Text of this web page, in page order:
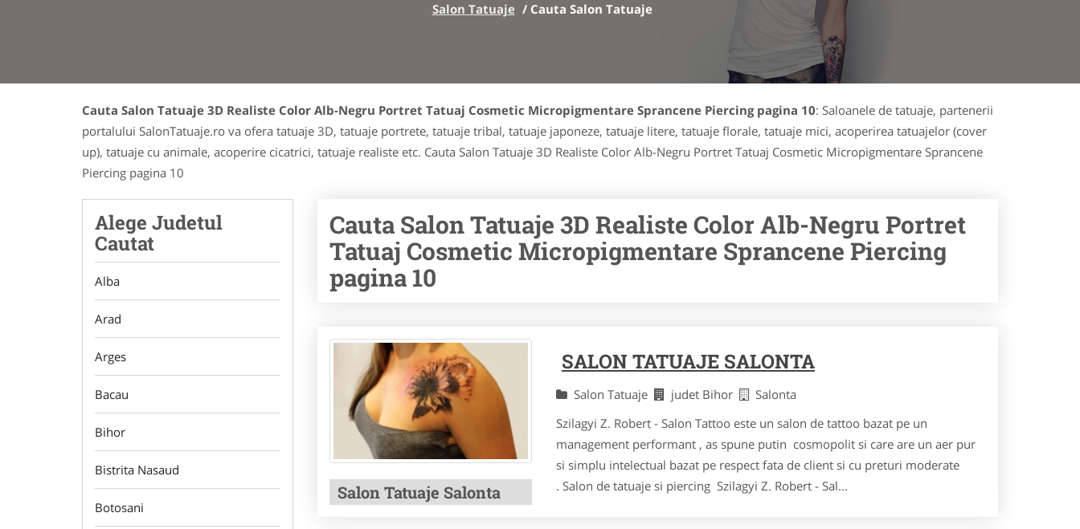
Salon Tatuaje / Cauta Salon Tatuaje
Cauta Salon Tatuaje 3D Realiste Color Alb-Negru Portret Tatuaj Cosmetic Micropigmentare Sprancene Piercing pagina 10: Saloanele de tatuaje, partenerii
portalului SalonTatuaje.ro va ofera tatuaje 3D, tatuaje portrete, tatuaje tribal, tatuaje japoneze, tatuaje litere, tatuaje florale, tatuaje mici, acoperirea tatuajelor (cover
up), tatuaje cu animale, acoperire cicatrici, tatuaje realiste etc. Cauta Salon Tatuaje 3D Realiste Color Alb-Negru Portret Tatuaj Cosmetic Micropigmentare Sprancene
Piercing pagina 10
Alege Judetul
Cautat
Alba
Arad
Arges
Bacau
Bihor
Bistrita Nasaud
Botosani
Cauta Salon Tatuaje 3D Realiste Color Alb-Negru Portret
Tatuaj Cosmetic Micropigmentare Sprancene Piercing
pagina 10
Salon Tatuaje Salonta
SALON TATUAJE SALONTA
Salon Tatuaje judet Bihor
Salonta
Szilagyi Z. Robert - Salon Tattoo este un salon de tattoo bazat pe un
management performant , as spune putin cosmopolit si care are un aer pur
si simplu intelectual bazat pe respect fata de client si cu preturi moderate
. Salon de tatuaje si piercing Szilagyi Z. Robert - Sal...